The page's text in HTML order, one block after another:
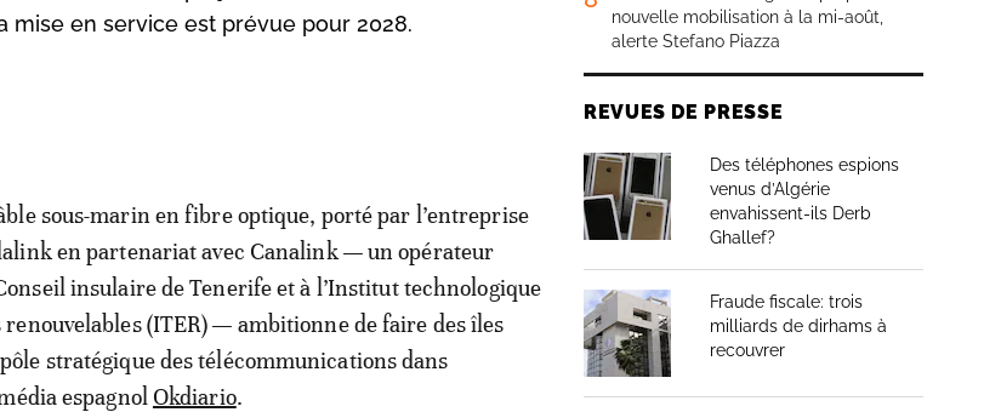
mise en service est prévue pour 2028.
sous-marin en fibre optique, porté par l’entreprise
en partenariat avec Canalink — un opérateur
insulaire de Tenerife et à l’Institut technologique
renouvelables (ITER) — ambitionne de faire des îles
stratégique des télécommunications dans
espagnol Okdiario.
nouvelle mobilisation à la mi-août,
alerte Stefano Piazza
REVUES DE PRESSE
Des téléphones espions
venus d’Algérie
envahissent-ils Derb
Ghallef?
Fraude fiscale: trois
milliards de dirhams à
recouvrer